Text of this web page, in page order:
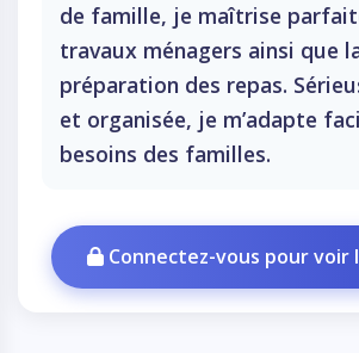
de famille, je maîtrise
travaux ménagers ainsi que
préparation des repas.
et organisée, je m’adapte
besoins des familles.
Connectez-vous pour voir